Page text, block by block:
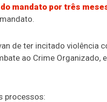
mandato por três
de ter incitado violência
ao Crime Organizado,
processos: